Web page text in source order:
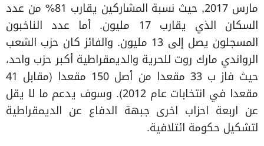
مارس 2017, حيث نسبة المشاركين يقارب 81% من عدد
السكان الذي يقارب 17 مليون. أما عدد الناخبون
المسجلون يصل إلى 13 مليون. والفائز كان حزب الشعب
الرواندي مارك روت للحرية والديمقراطية أكبر حزب واحد،
حيث فاز ب 33 مقعدا من أصل 150 مقعدا (مقابل 41
مقعدا في انتخابات عام 2012). وسوف يدعم ما لا يقل
عن اربعة احزاب اخرى جبهة الدفاع عن الديمقراطية
لتشكيل حكومة ائتلافية.